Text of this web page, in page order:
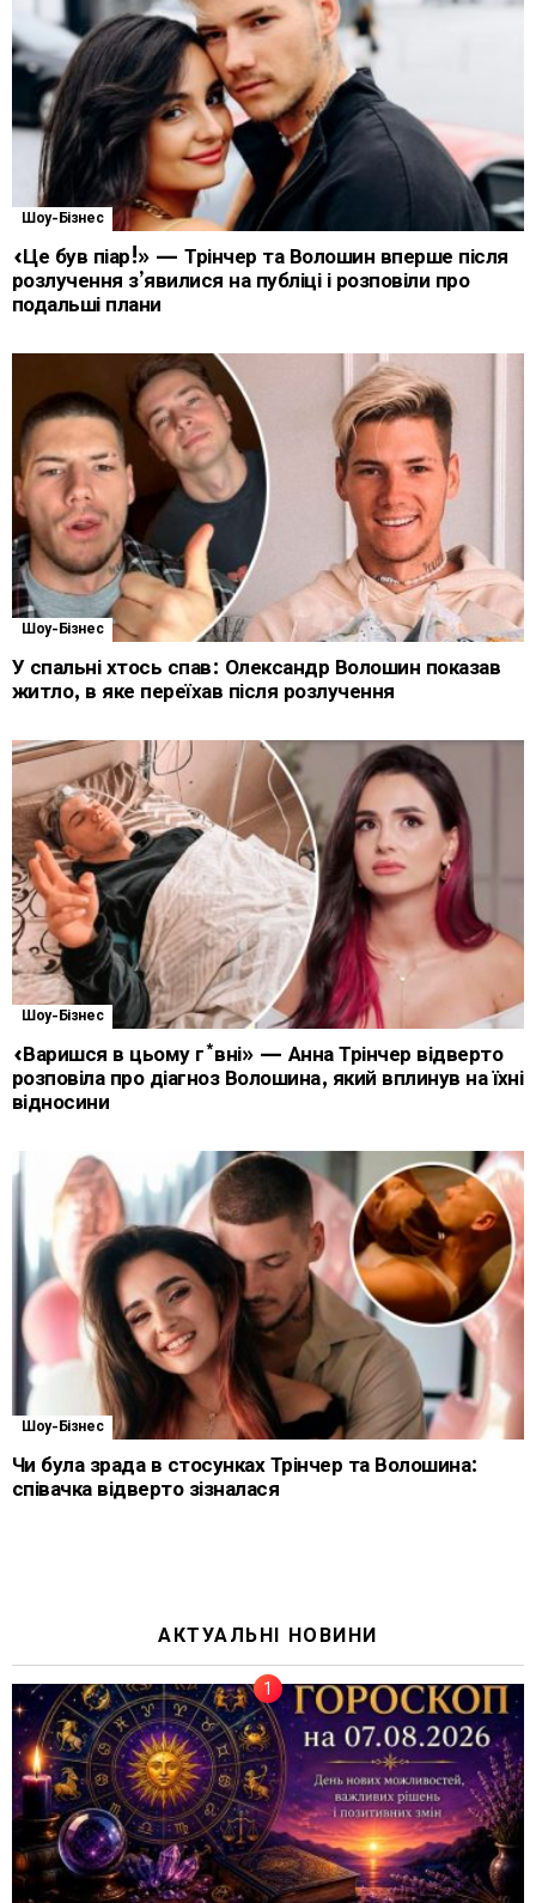
Шоу-Бізнес
«Це був піар!» — Трінчер та Волошин вперше після
розлучення з’явилися на публіці і розповіли про
подальші плани
Шоу-Бізнес
У спальні хтось спав: Олександр Волошин показав
житло, в яке переїхав після розлучення
Шоу-Бізнес
«Варишся в цьому г*вні» — Анна Трінчер відверто
розповіла про діагноз Волошина, який вплинув на їхні
відносини
Шоу-Бізнес
Чи була зрада в стосунках Трінчер та Волошина:
співачка відверто зізналася
АКТУАЛЬНІ НОВИНИ